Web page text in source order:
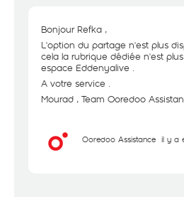
Bonjour Refka ,
L'option du partage n'est plus
cela la rubrique dédiée n'est
espace Eddenyalive .
A votre service .
Mourad , Team Ooredoo
Ooredoo Assistance il y a